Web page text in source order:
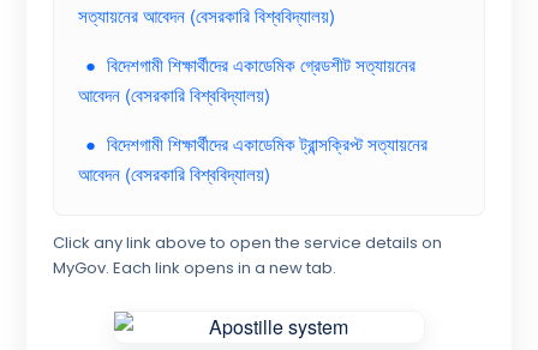
সত্যায়নের আবেদন (বেসরকারি বিশ্ববিদ্যালয়)
● বিদেশগামী শিক্ষার্থীদের একাডেমিক গ্রেডশীট সত্যায়নের
আবেদন (বেসরকারি বিশ্ববিদ্যালয়)
● বিদেশগামী শিক্ষার্থীদের একাডেমিক ট্রান্সক্রিপ্ট সত্যায়নের
আবেদন (বেসরকারি বিশ্ববিদ্যালয়)
Click any link above to open the service details on
MyGov. Each link opens in a new tab.